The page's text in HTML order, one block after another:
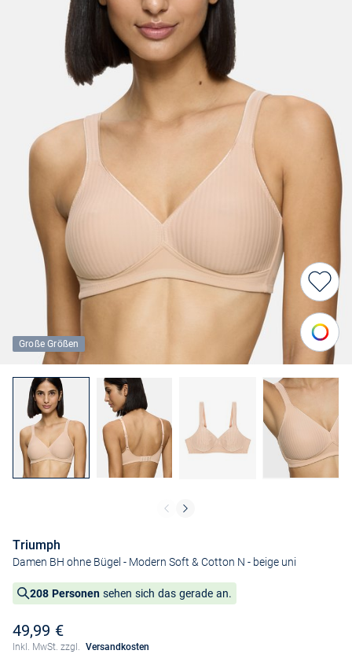
Große Größen
Triumph
Damen BH ohne Bügel - Modern Soft & Cotton N - beige uni
208 Personen sehen sich das gerade an.
49,99 €
Inkl. MwSt. zzgl. Versandkosten